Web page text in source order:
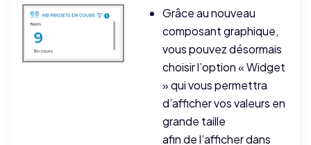
Grâce au nouveau
composant graphique,
vous pouvez désormais
choisir l’option « Widget
» qui vous permettra
d’afficher vos valeurs en
grande taille
afin de l’afficher dans